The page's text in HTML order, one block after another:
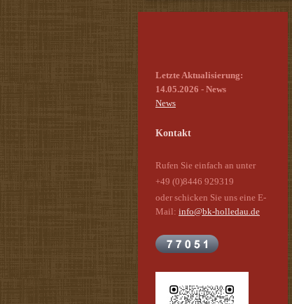
Letzte Aktualisierung:
14.05.2026 - News
News
Kontakt
Rufen Sie einfach an unter
+49 (0)8446 929319
oder schicken Sie uns eine E-
Mail: info@bk-holledau.de